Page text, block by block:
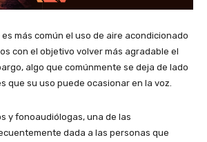
más común el uso de aire acondicionado
con el objetivo volver más agradable el
algo que comúnmente se deja de lado
que su uso puede ocasionar en la voz.
y fonoaudiólogas, una de las
dada a las personas que